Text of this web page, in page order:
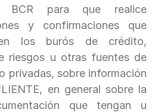
BCR para que realice
y confirmaciones que
los burós de crédito,
riesgos u otras fuentes de
privadas, sobre información
en general sobre la
que tengan u